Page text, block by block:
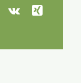
Pinterest
Vk
Xing